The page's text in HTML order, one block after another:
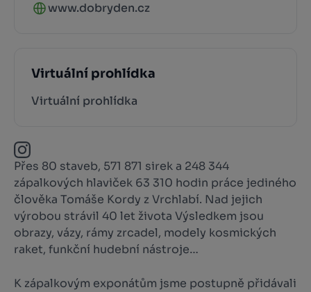
www.dobryden.cz
Virtuální prohlídka
Virtuální prohlídka
Přes 80 staveb, 571 871 sirek a 248 344
zápalkových hlaviček 63 310 hodin práce jediného
člověka Tomáše Kordy z Vrchlabí. Nad jejich
výrobou strávil 40 let života Výsledkem jsou
obrazy, vázy, rámy zrcadel, modely kosmických
raket, funkční hudební nástroje…
K zápalkovým exponátům jsme postupně přidávali